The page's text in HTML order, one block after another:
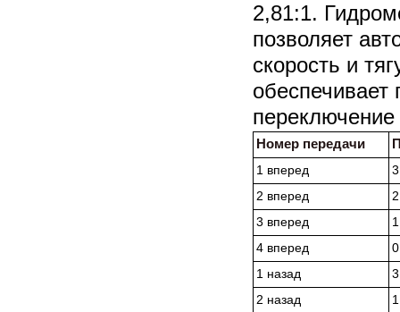
2,81:1.
позволяет
скорость и
обеспечивает
переключение
Номер передачи
1 вперед
2 вперед
3 вперед
4 вперед
1 назад
2 назад